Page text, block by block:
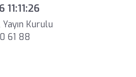
11:11:26
Kurulu
61 88